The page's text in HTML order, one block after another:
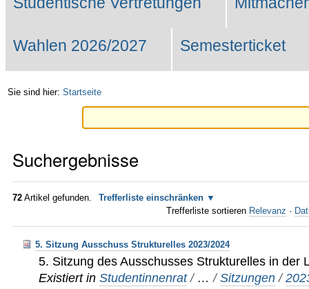
Wahlen 2026/2027 Semesterticket
Sie sind hier: Startseite
Suchergebnisse
72 Artikel gefunden.
Trefferliste einschränken
Trefferliste sortieren Relevanz ·
5. Sitzung Ausschuss Strukturelles 2023/2024
5. Sitzung des Ausschusses Strukturelles in der
Existiert in Studentinnenrat / …/Sitzungen /